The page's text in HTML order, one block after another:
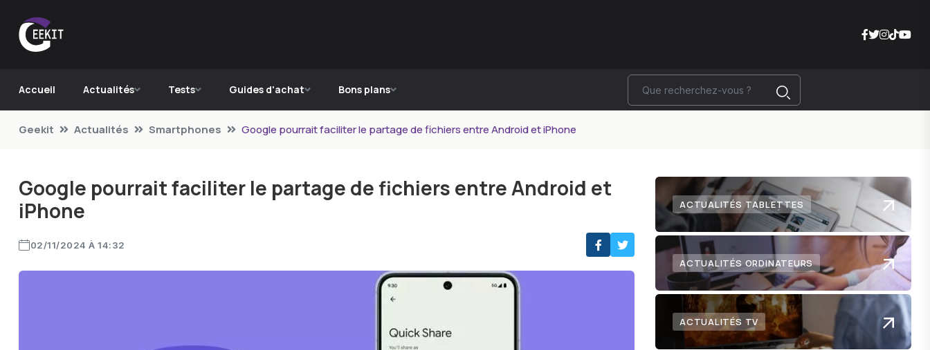
Accueil Actualités Tests Guides d'achat Bons plans
Geekit Actualités Smartphones Google pourrait faciliter le partage de fichiers entre Android et iPhone
Google pourrait faciliter le partage de fichiers entre Android et
iPhone
02/11/2024 À 14:32
ACTUALITÉS TABLETTES
ACTUALITÉS ORDINATEURS
ACTUALITÉS TV